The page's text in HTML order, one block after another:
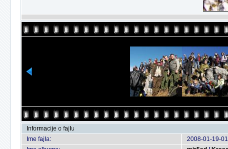
Informacije o fajlu
Ime fajla:
2008-01-19-